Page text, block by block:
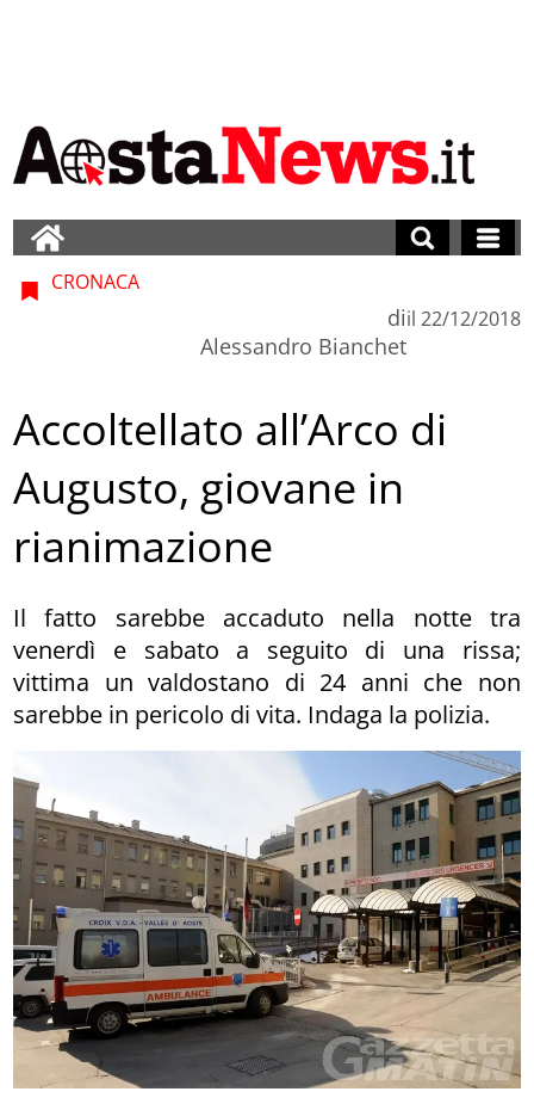
CRONACA
di
Alessandro Bianchet
il 22/12/2018
Accoltellato all’Arco di
Augusto, giovane in
rianimazione
Il fatto sarebbe accaduto nella notte tra
venerdì e sabato a seguito di una rissa;
vittima un valdostano di 24 anni che non
sarebbe in pericolo di vita. Indaga la polizia.